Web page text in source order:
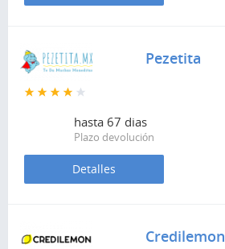
Pezetita
hasta 67 dias
Plazo devolución
Detalles
Credilemon